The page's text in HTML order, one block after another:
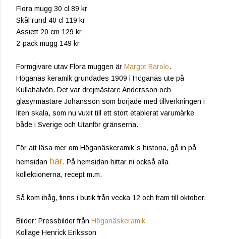
Flora mugg 30 cl 89 kr
Skål rund 40 cl 119 kr
Assiett 20 cm 129 kr
2-pack mugg 149 kr
Formgivare utav Flora muggen är Margot Barolo.
Höganäs keramik grundades 1909 i Höganäs ute på
Kullahalvön. Det var drejmästare Andersson och
glasyrmästare Johansson som började med tillverkningen i
liten skala, som nu vuxit till ett stort etablerat varumärke
både i Sverige och Utanför gränserna.
För att läsa mer om Höganäskeramik´s historia, gå in på
hemsidan här. På hemsidan hittar ni också alla
kollektionerna, recept m.m.
Så kom ihåg, finns i butik från vecka 12 och fram till oktober.
Bilder: Pressbilder från Höganäskeramik
Kollage Henrick Eriksson